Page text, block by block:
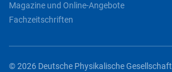
Magazine und Online-Angebote
Fachzeitschriften
© 2026 Deutsche Physikalische Gesellschaft